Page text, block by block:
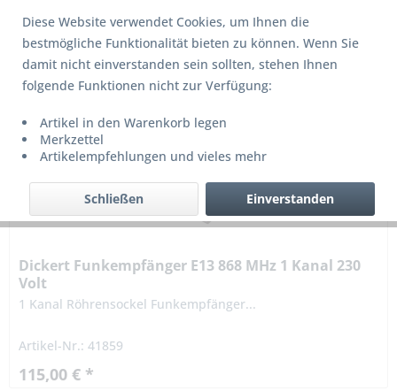
3 von 14
Dickert Funkempfänger E13 868 MHz 1 Kanal 230
Volt
1 Kanal Röhrensockel Funkempfänger...
Artikel-Nr.: 41859
115,00 € *
Diese Website verwendet Cookies, um Ihnen die
bestmögliche Funktionalität bieten zu können. Wenn Sie
damit nicht einverstanden sein sollten, stehen Ihnen
folgende Funktionen nicht zur Verfügung:
Artikel in den Warenkorb legen
Merkzettel
Artikelempfehlungen und vieles mehr
Einverstanden
Schließen